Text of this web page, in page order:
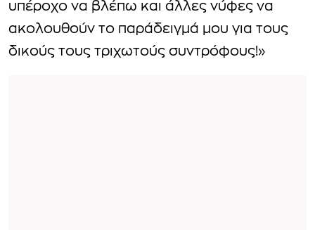
υπέροχο να βλέπω και άλλες νύφες να
ακολουθούν το παράδειγμά μου για τους
δικούς τους τριχωτούς συντρόφους!»